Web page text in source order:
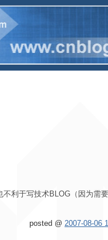
利于写技术BLOG（因为需
posted @ 2007-08-06